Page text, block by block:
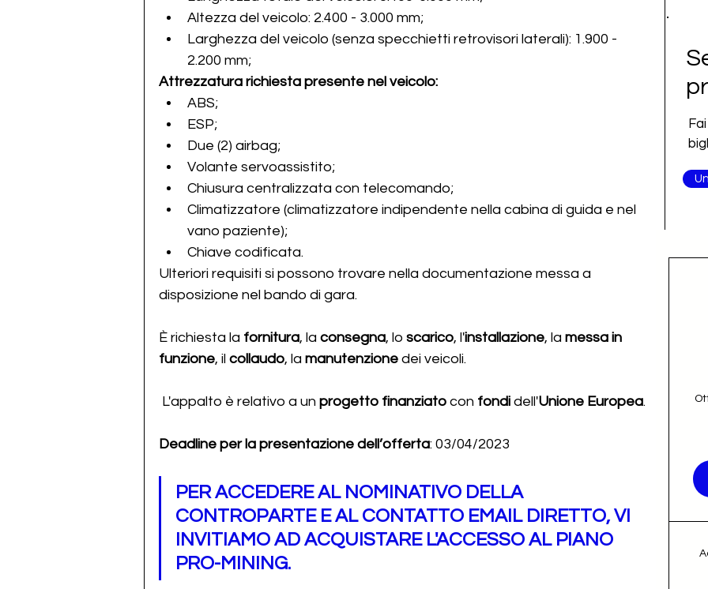
Altezza del veicolo: 2.400 - 3.000 mm;
Larghezza del veicolo (senza specchietti retrovisori laterali): 1.900 -
2.200 mm;
Attrezzatura richiesta presente nel veicolo:
ABS;
ESP;
Due (2) airbag;
Volante servoassistito;
Chiusura centralizzata con telecomando;
Climatizzatore (climatizzatore indipendente nella cabina di guida e nel
Chiave codificata.
Ulteriori requisiti si possono trovare nella documentazione messa a
disposizione nel bando di gara.
È richiesta la fornitura, la consegna, lo scarico, l'installazione, la messa in
funzione, il collaudo, la manutenzione dei veicoli.
L'appalto è relativo a un progetto finanziato con fondi dell'Unione Europea.
Deadline per la presentazione dell’offerta: 03/04/2023
PER ACCEDERE AL NOMINATIVO DELLA
CONTROPARTE E AL CONTATTO EMAIL DIRETTO, VI
INVITIAMO AD ACQUISTARE L'ACCESSO AL PIANO
PRO-MINING.